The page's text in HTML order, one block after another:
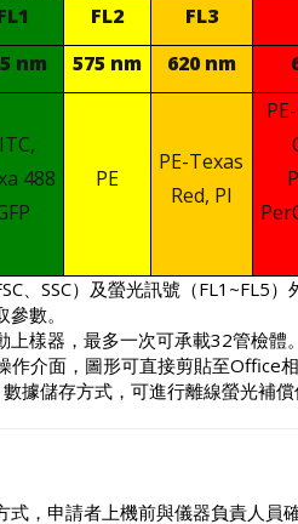
FL2
FL3
nm
575 nm 620 nm
488
PE
PE-Texas
Red, PI
SSC）及螢光訊號（FL1~FL5）
數。
上樣器，最多一次可承載32管檢體
作介面，圖形可直接剪貼至Office
數據儲存方式，可進行離線螢光補
式，申請者上機前與儀器負責人員